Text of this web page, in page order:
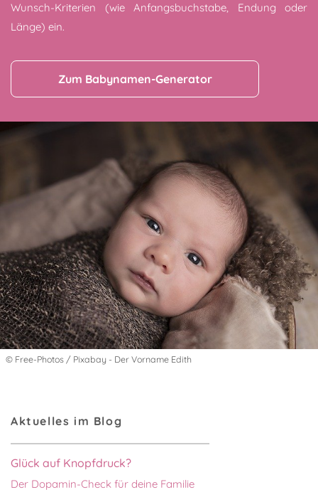
Wunsch-Kriterien (wie Anfangsbuchstabe, Endung oder
Länge) ein.
Zum Babynamen-Generator
© Free-Photos / Pixabay - Der Vorname Edith
Aktuelles im Blog
Glück auf Knopfdruck?
Der Dopamin-Check für deine Familie